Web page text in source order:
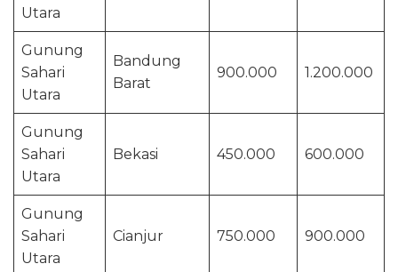
Utara
Gunung
Sahari
Utara
Bandung
Barat
900.000 1.200.000
Gunung
Sahari
Utara
Bekasi 450.000 600.000
Gunung
Sahari
Utara
Cianjur 750.000 900.000